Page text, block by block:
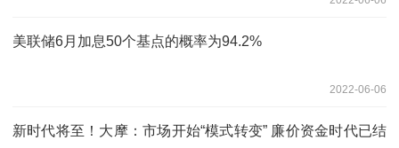
美联储6月加息50个基点的概率为94.2%
2022-06-06
新时代将至！大摩：市场开始“模式转变” 廉价资金时代已结